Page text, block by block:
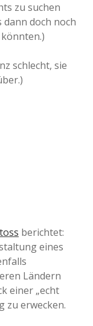
zu suchen
dann doch noch
schlecht, sie
berichtet:
eines
Ländern
einer „echt
zu erwecken.